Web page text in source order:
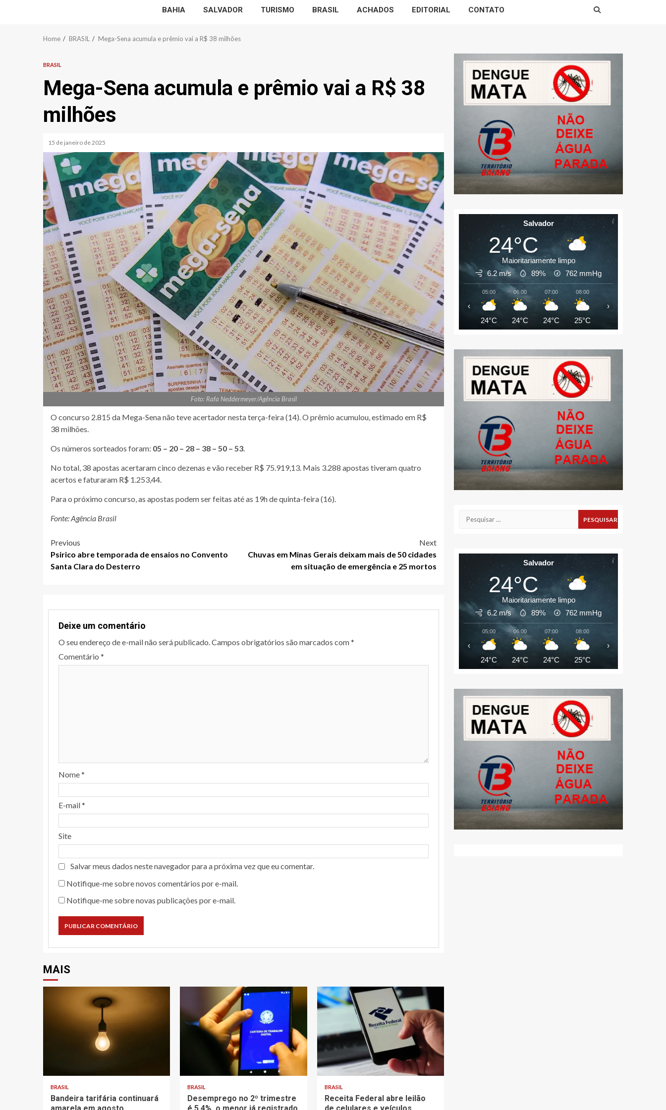
BAHIA SALVADOR TURISMO BRASIL ACHADOS EDITORIAL CONTATO
Home BRASIL Mega-Sena acumula e prêmio vai a R$ 38 milhões
BRASIL
Mega-Sena acumula e prêmio vai a R$ 38
milhões
15 de janeiro de 2025
Foto: Rafa Neddermeyer/Agência Brasil
O concurso 2.815 da Mega-Sena não teve acertador nesta terça-feira (14). O prêmio acumulou, estimado em R$
38 milhões.
Os números sorteados foram: 05 – 20 – 28 – 38 – 50 – 53.
No total, 38 apostas acertaram cinco dezenas e vão receber R$ 75.919,13. Mais 3.288 apostas tiveram quatro
acertos e faturaram R$ 1.253,44.
Para o próximo concurso, as apostas podem ser feitas até as 19h de quinta-feira (16).
Fonte: Agência Brasil
Post
navigation
Previous
Psirico abre temporada de ensaios no Convento
Santa Clara do Desterro
Next
Chuvas em Minas Gerais deixam mais de 50 cidades
em situação de emergência e 25 mortos
Deixe um comentário
O seu endereço de e-mail não será publicado.Campos obrigatórios são marcados com*
Comentário *
Nome*
E-mail*
Site
Salvar meus dados neste navegador para a próxima vez que eu comentar.
Notifique-me sobre novos comentários por e-mail.
Notifique-me sobre novas publicações por e-mail.
MAIS
BRASIL
Bandeira tarifária continuará
BRASIL
Desemprego no 2º trimestre
BRASIL
Receita Federal abre leilão
Salvador
24°C
Maioritariamente limpo
6.2 m/s
89% 762 mmHg
05:00
24°C
06:00
24°C
07:00
24°C
08:00
25°C
‹ ›
Pesquisar
Salvador
24°C
Maioritariamente limpo
6.2 m/s
89% 762 mmHg
05:00
24°C
06:00
24°C
07:00
24°C
08:00
25°C
‹ ›